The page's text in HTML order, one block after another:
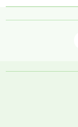
外送 手搖飲料